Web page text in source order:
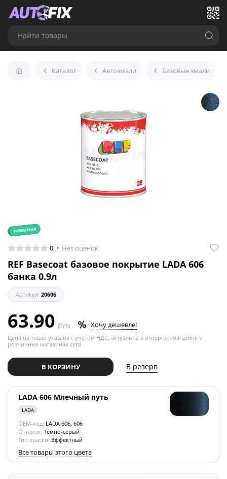
Найти товары
Каталог Автоэмали Базовые эмали
новинка
0 Нет оценок
REF Basecoat базовое покрытие LADA 606
банка 0.9л
Артикул: 20606
63.90 BYN Хочу дешевле!
Цена на товар указана с учетом НДС, актуальна в интернет-магазине и
розничных магазинах сети
В КОРЗИНУ В резерв
LADA 606 Млечный путь
LADA
OEM-код: LADA 606, 606
Оттенок: Темно-серый
Тип краски: Эффектный
Все товары этого цвета